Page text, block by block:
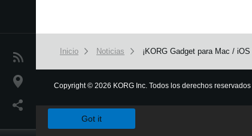
Noticias
Ubicación
Inicio Noticias ¡KORG Gadget para Mac /
Copyright© 2026 KORG Inc. Todos los derechos reservados
Got it